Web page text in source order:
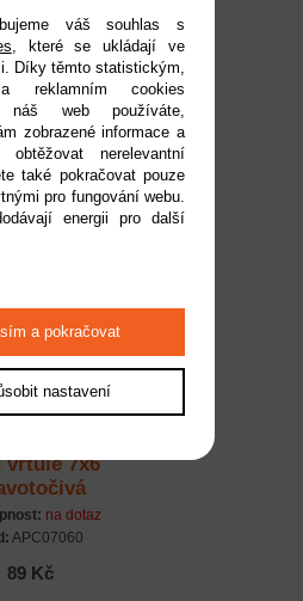
vrtule 7x6
tlačná
na dotaz
APC07060P
89 Kč
vrtule 7x6
na dotaz
APC07060
89 Kč
váš souhlas s
, které se ukládají ve
Díky těmto statistickým,
a reklamním cookies
web používáte,
zobrazené informace a
obtěžovat nerelevantní
také pokračovat pouze
pro fungování webu.
energii pro další
a pokračovat
nastavení